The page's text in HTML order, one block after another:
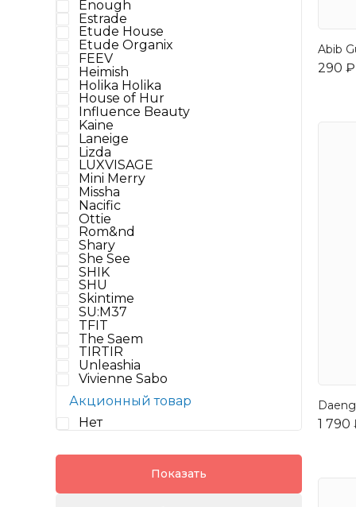
Enough
Estrade
Etude House
Etude Organix
FEEV
Heimish
Holika Holika
House of Hur
Influence Beauty
Kaine
Laneige
Lizda
LUXVISAGE
Mini Merry
Missha
Nacific
Ottie
Rom&nd
Shary
She See
SHIK
SHU
Skintime
SU:M37
TFIT
The Saem
TIRTIR
Unleashia
Vivienne Sabo
Акционный товар
Нет
Abib
290 ₽
1 790